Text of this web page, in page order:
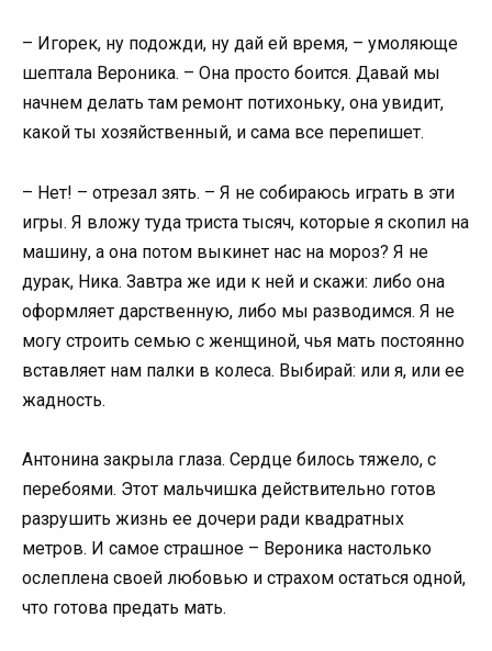
– Игорек, ну подожди, ну дай ей время, – умоляюще
шептала Вероника. – Она просто боится. Давай мы
начнем делать там ремонт потихоньку, она увидит,
какой ты хозяйственный, и сама все перепишет.
– Нет! – отрезал зять. – Я не собираюсь играть в эти
игры. Я вложу туда триста тысяч, которые я скопил на
машину, а она потом выкинет нас на мороз? Я не
дурак, Ника. Завтра же иди к ней и скажи: либо она
оформляет дарственную, либо мы разводимся. Я не
могу строить семью с женщиной, чья мать постоянно
вставляет нам палки в колеса. Выбирай: или я, или ее
жадность.
Антонина закрыла глаза. Сердце билось тяжело, с
перебоями. Этот мальчишка действительно готов
разрушить жизнь ее дочери ради квадратных
метров. И самое страшное – Вероника настолько
ослеплена своей любовью и страхом остаться одной,
что готова предать мать.